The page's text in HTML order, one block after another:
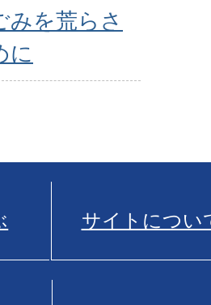
みを荒らさ
に
サイトについ